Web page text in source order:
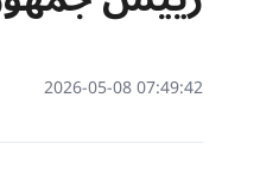
07:49:42 2026-05-08